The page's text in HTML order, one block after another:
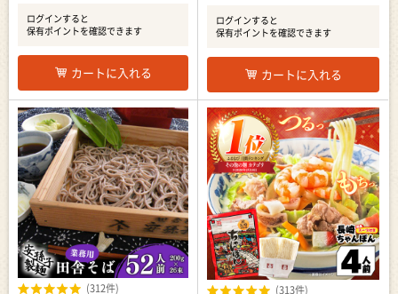
ログインすると
保有ポイントを確認できます
カートに入れる
ログインすると
保有ポイントを確認できます
カートに入れる
(312件) (313件)